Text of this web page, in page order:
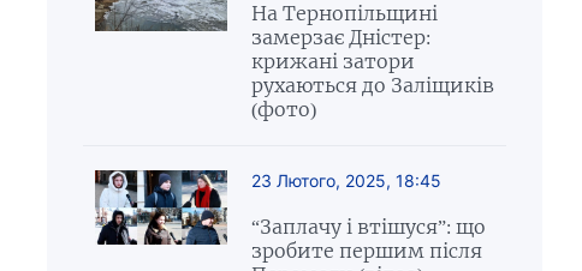
На Тернопільщині
замерзає Дністер:
крижані затори
рухаються до Заліщиків
(фото)
23 Лютого, 2025, 18:45
“Заплачу і втішуся”: що
зробите першим після